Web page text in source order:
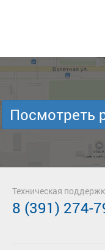
Посмотреть
Техническая
8 (391) 274-